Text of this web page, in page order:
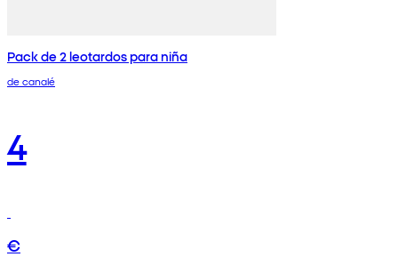
Pack de 2 leotardos para niña
de canalé
4
€